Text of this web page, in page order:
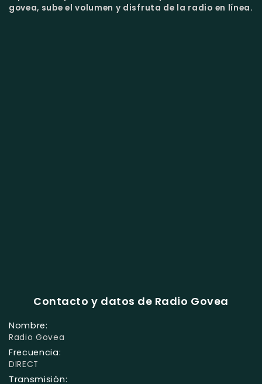
govea, sube el volumen y disfruta de la radio en línea.
Contacto y datos de Radio Govea
Nombre:
Radio Govea
Frecuencia:
DIRECT
Transmisión: